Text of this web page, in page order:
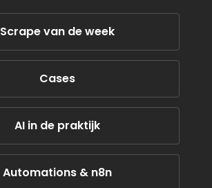
Scrape van de week
Cases
AI in de praktijk
Automations & n8n